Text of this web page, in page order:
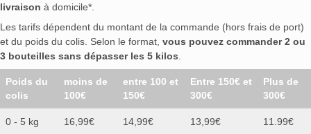
livraison à domicile*.
Les tarifs dépendent du montant de la commande (hors frais de port)
et du poids du colis. Selon le format, vous pouvez commander 2 ou
3 bouteilles sans dépasser les 5 kilos
Poids du
colis
moins de
100€
entre 100 et
150€
Entre 150€ et
300€
Plus de
300€
0 - 5 kg 16,99€ 14,99€ 13,99€ 11.99€